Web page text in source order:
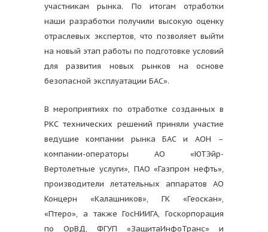
участникам рынка. По итогам отработки
наши разработки получили высокую оценку
отраслевых экспертов, что позволяет выйти
на новый этап работы по подготовке условий
для развития новых рынков на основе
безопасной эксплуатации БАС».
В мероприятиях по отработке созданных в
РКС технических решений приняли участие
ведущие компании рынка БАС и АОН ­­–
компании-операторы АО «ЮТЭйр-
Вертолетные услуги», ПАО «Газпром нефть»,
производители летательных аппаратов АО
Концерн «Калашников», ГК «Геоскан»,
«Птеро», а также ГосНИИГА, Госкорпорация
по ОрВД, ФГУП «ЗащитаИнфоТранс» и